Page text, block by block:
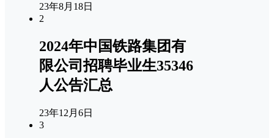
23年8月18日
2
2024年中国铁路集团有
限公司招聘毕业生35346
人公告汇总
23年12月6日
3